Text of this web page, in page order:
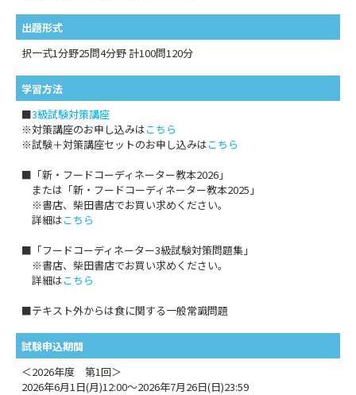
出題形式
択一式1分野25問4分野 計100問120分
学習方法
■3級試験対策講座
※対策講座のお申し込みはこちら
※試験＋対策講座セットのお申し込みはこちら
■「新・フードコーディネーター教本2026」
または「新・フードコーディネーター教本2025」
※書店、柴田書店でお買い求めください。
詳細はこちら
■「フードコーディネーター3級試験対策問題集」
※書店、柴田書店でお買い求めください。
詳細はこちら
■テキスト外からは食に関する一般常識問題
試験申込期間
＜2026年度 第1回＞
2026年6月1日(月)12:00～2026年7月26日(日)23:59